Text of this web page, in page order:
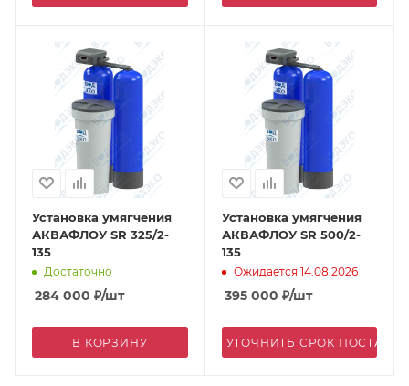
Установка умягчения
АКВАФЛОУ SR 325/2-
135
Достаточно
284 000 ₽/шт
В КОРЗИНУ
Установка умягчения
АКВАФЛОУ SR 500/2-
135
Ожидается 14.08.2026
395 000 ₽/шт
УТОЧНИТЬ СРОК